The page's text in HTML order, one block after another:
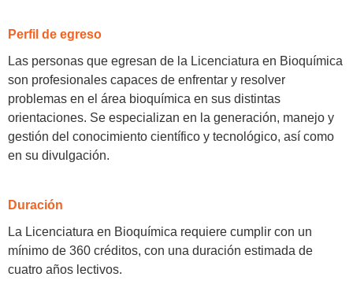
Perfil de egreso
Las personas que egresan de la Licenciatura en Bioquímica
son profesionales capaces de enfrentar y resolver
problemas en el área bioquímica en sus distintas
orientaciones. Se especializan en la generación, manejo y
gestión del conocimiento científico y tecnológico, así como
en su divulgación.
Duración
La Licenciatura en Bioquímica requiere cumplir con un
mínimo de 360 créditos, con una duración estimada de
cuatro años lectivos.